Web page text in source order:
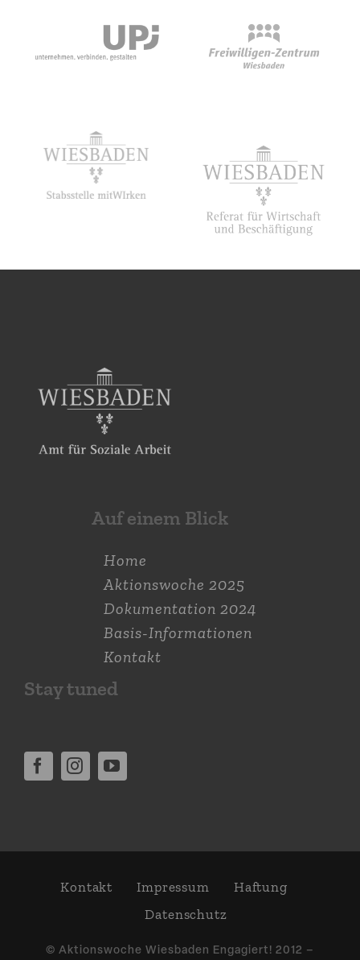
Auf einem Blick
Home
Aktions­woche 2025
Dokumen­tation 2024
Basis-Informationen
Kontakt
Stay tuned
Kontakt Impressum
Haftung
Daten­schutz
© Aktions­woche Wiesbaden Engagiert! 2012 –